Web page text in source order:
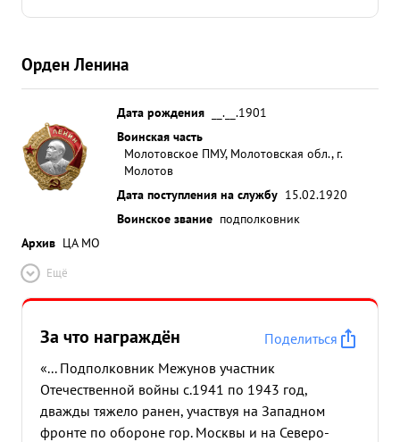
Орден Ленина
Дата рождения
__.__.1901
Воинская часть
Молотовское ПМУ, Молотовская обл., г.
Молотов
Дата поступления на службу 15.02.1920
Воинское звание подполковник
Архив ЦА МО
Ещё
За что награждён
Поделиться
«... Подполковник Межунов участник
Отечественной войны с.1941 по 1943 год,
дважды тяжело ранен, участвуя на Западном
фронте по обороне гор. Москвы и на Северо-